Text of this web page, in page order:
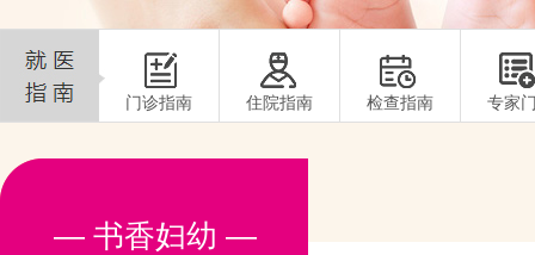
门诊指南 住院指南 检查指南 专家
— 书香妇幼 —